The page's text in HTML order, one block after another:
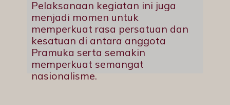
Pelaksanaan kegiatan ini juga
menjadi momen untuk
memperkuat rasa persatuan dan
kesatuan di antara anggota
Pramuka serta semakin
memperkuat semangat
nasionalisme.